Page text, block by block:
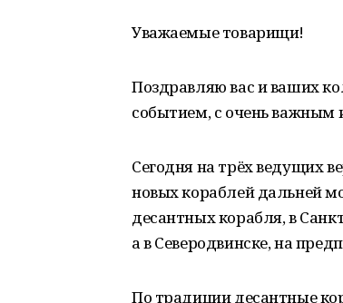
Уважаемые товарищи!
Поздравляю вас и ваших
событием, с очень важным
Сегодня на трёх ведущих
новых кораблей дальней
десантных корабля, в
а в Северодвинске, на
По традиции десантные